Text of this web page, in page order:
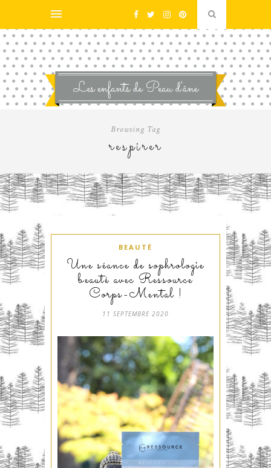
Browsing Tag
respirer
BEAUTÉ
Une séance de sophrologie
beauté avec Ressource
Corps-Mental !
11 SEPTEMBRE 2020